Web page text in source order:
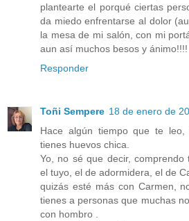
plantearte el porqué ciertas
da miedo enfrentarse al dolor
la mesa de mi salón, con mi
aun así muchos besos y ánimo!!!!
Responder
Toñi Sempere 18 de enero de
Hace algún tiempo que te leo,
tienes huevos chica.
Yo, no sé que decir, comprendo
el tuyo, el de adormidera, el de
quizás esté más con Carmen,
tienes a personas que muchas
con hombro .